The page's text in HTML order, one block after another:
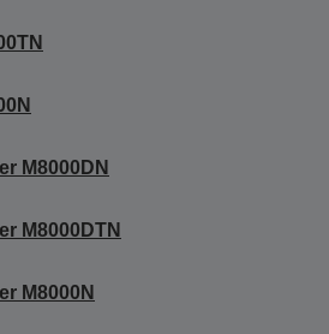
M8000DN
M8000DTN
M8000N